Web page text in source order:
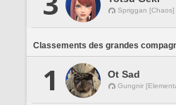
Spriggan [Chaos]
Classements des grandes
1 Ot Sad
Gungnir